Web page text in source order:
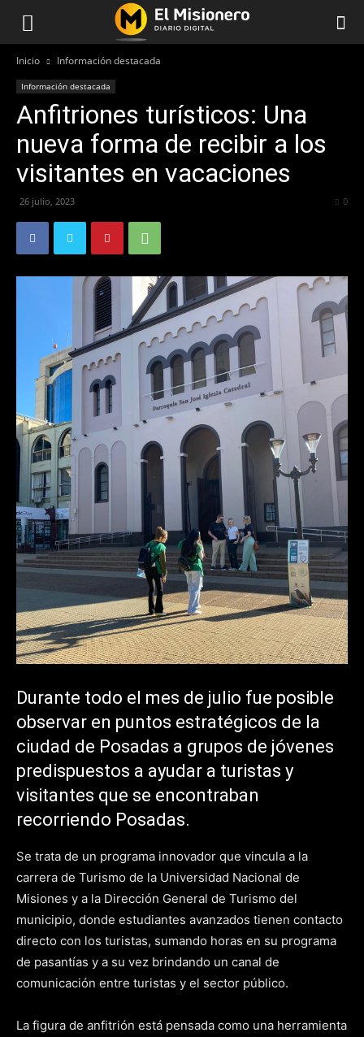
Inicio Información destacada
Información destacada
Anfitriones turísticos: Una
nueva forma de recibir a los
visitantes en vacaciones
26 julio, 2023 0
Durante todo el mes de julio fue posible
observar en puntos estratégicos de la
ciudad de Posadas a grupos de jóvenes
predispuestos a ayudar a turistas y
visitantes que se encontraban
recorriendo Posadas.
Se trata de un programa innovador que vincula a la
carrera de Turismo de la Universidad Nacional de
Misiones y a la Dirección General de Turismo del
municipio, donde estudiantes avanzados tienen contacto
directo con los turistas, sumando horas en su programa
de pasantías y a su vez brindando un canal de
comunicación entre turistas y el sector público.
La figura de anfitrión está pensada como una herramienta